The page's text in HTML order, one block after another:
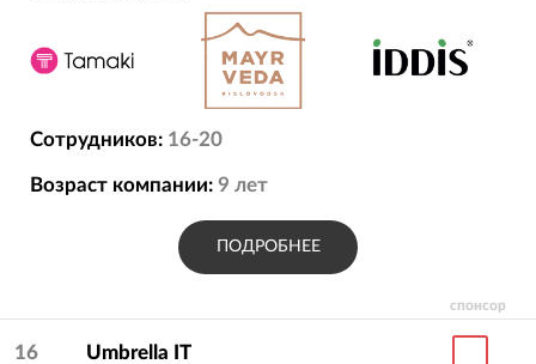
спонсор
Сотрудников: 16-20
Возраст компании: 9 лет
ПОДРОБНЕЕ
16 Umbrella IT